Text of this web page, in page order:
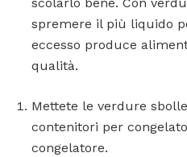
scolarlo bene. Con
spremere il più liquido
eccesso produce
qualità.
Mettete le verdure
contenitori per
congelatore.